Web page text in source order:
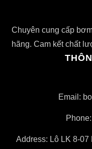
Chuyên cung cấp
hãng. Cam kết chất
Email:
Address: Lô LK 8-07